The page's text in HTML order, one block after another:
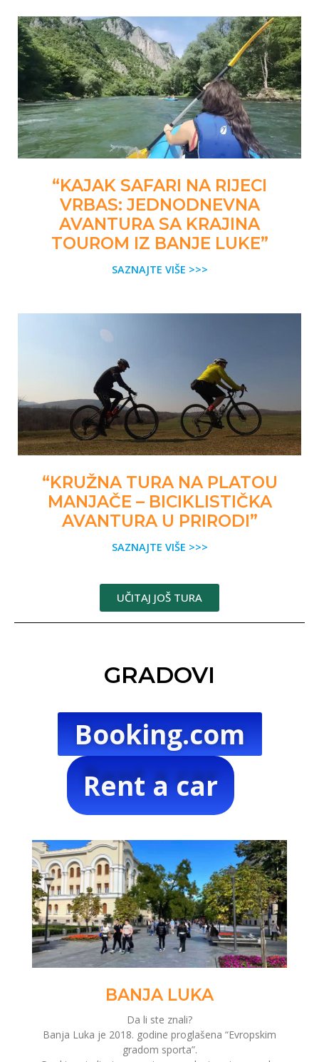
“KAJAK SAFARI NA RIJECI
VRBAS: JEDNODNEVNA
AVANTURA SA KRAJINA
TOUROM IZ BANJE LUKE”
SAZNAJTE VIŠE >>>
“KRUŽNA TURA NA PLATOU
MANJAČE – BICIKLISTIČKA
AVANTURA U PRIRODI”
SAZNAJTE VIŠE >>>
UČITAJ JOŠ TURA
GRADOVI
Booking.com
Rent a car
BANJA LUKA
Da li ste znali?
Banja Luka je 2018. godine proglašena “Evropskim
gradom sporta”.